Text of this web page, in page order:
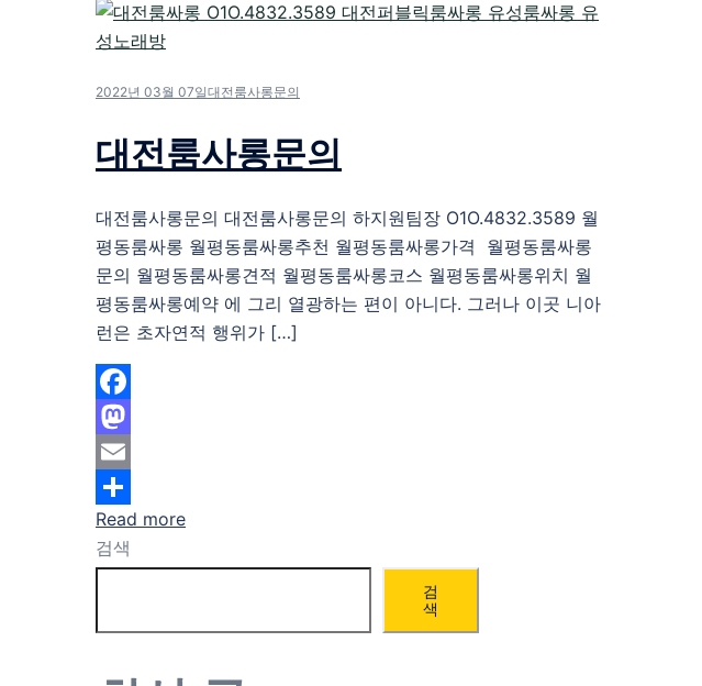
2022년 03월 07일대전룸사롱문의
대전룸사롱문의
대전룸사롱문의 대전룸사롱문의 하지원팀장 O1O.4832.3589 월
평동룸싸롱 월평동룸싸롱추천 월평동룸싸롱가격 월평동룸싸롱
문의 월평동룸싸롱견적 월평동룸싸롱코스 월평동룸싸롱위치 월
평동룸싸롱예약 에 그리 열광하는 편이 아니다. 그러나 이곳 니아
런은 초자연적 행위가 […]
Facebook
Mastodon
Email
Share
Read more
검색
검
색